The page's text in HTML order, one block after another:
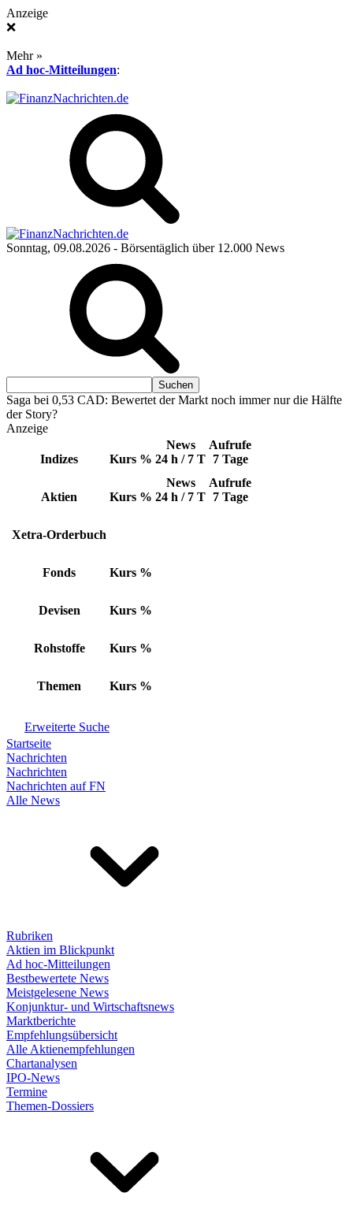
Anzeige
❌
Mehr »
Ad hoc-Mitteilungen:
Sonntag, 09.08.2026 - Börsentäglich über 12.000 News
Saga bei 0,53 CAD: Bewertet der Markt noch immer nur die Hälfte
der Story?
Anzeige
Indizes Kurs %
News
24 h / 7 T
Aufrufe
7 Tage
Aktien Kurs %
News
24 h / 7 T
Aufrufe
7 Tage
Xetra-Orderbuch
Fonds Kurs %
Devisen Kurs %
Rohstoffe Kurs %
Themen Kurs %
Erweiterte Suche
Startseite
Nachrichten
Nachrichten
Nachrichten auf FN
Alle News
Rubriken
Aktien im Blickpunkt
Ad hoc-Mitteilungen
Bestbewertete News
Meistgelesene News
Konjunktur- und Wirtschaftsnews
Marktberichte
Empfehlungsübersicht
Alle Aktienempfehlungen
Chartanalysen
IPO-News
Termine
Themen-Dossiers